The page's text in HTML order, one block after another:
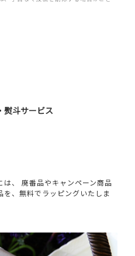
熨斗サービス
は、 廃番品やキャンペーン商品
を、無料でラッピングいたしま